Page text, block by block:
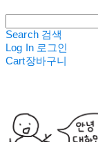
Search 검색
Log In 로그인
Cart장바구니